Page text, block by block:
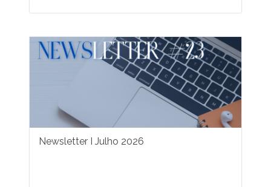
Newsletter I Julho 2026